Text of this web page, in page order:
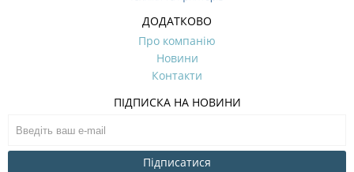
ДОДАТКОВО
Про компанію
Новини
Контакти
ПІДПИСКА НА НОВИНИ
Підписатися